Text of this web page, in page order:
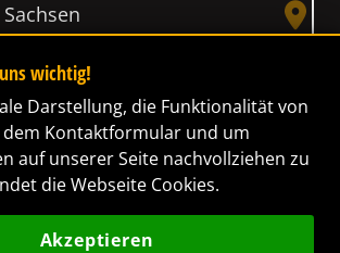
Sachsen
Sachsen-Anhalt
Schleswig-Holstein
Thüringen
wichtig!
Darstellung, die Funktionalität von
dem Kontaktformular und um
auf unserer Seite nachvollziehen zu
die Webseite Cookies.
Akzeptieren